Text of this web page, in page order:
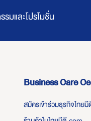
มและโปรโมชั่น
Business Care
สมัครเข้าร่วมธุรกิจไทย